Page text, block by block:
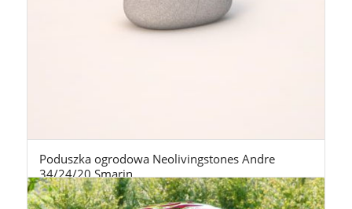
Poduszka ogrodowa Neolivingstones Andre
34/24/20 Smarin
980,00zł z Vat